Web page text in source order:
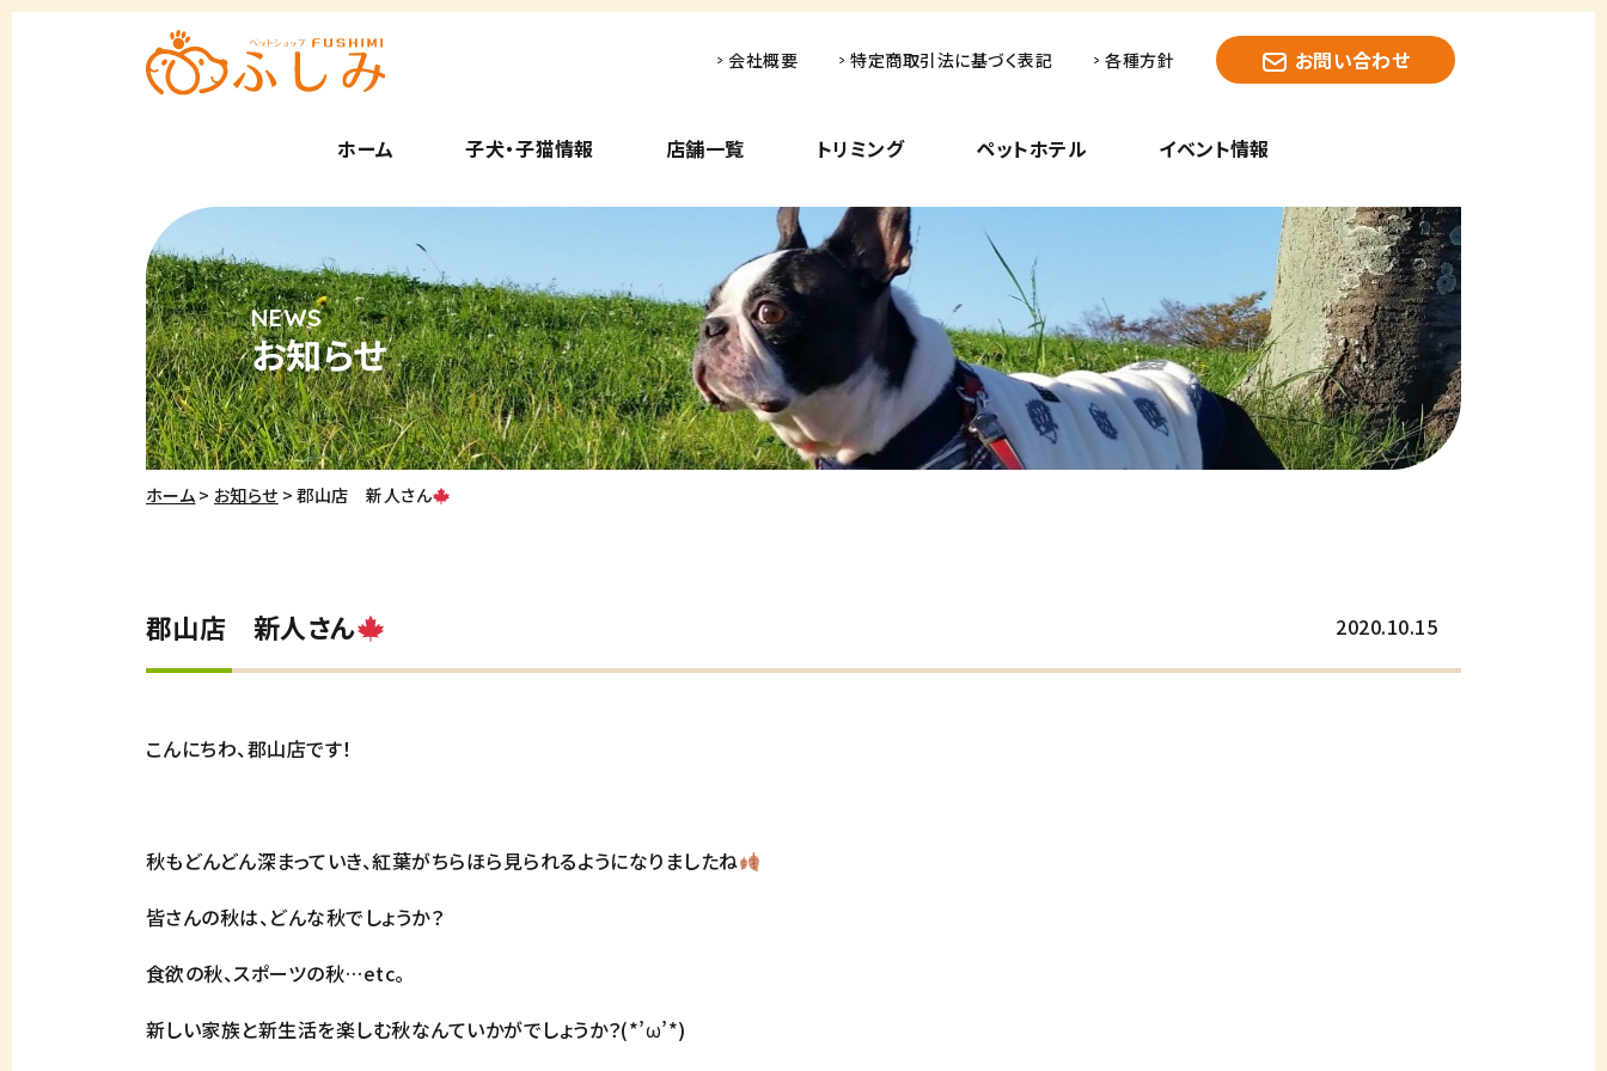
ホーム 子犬・子猫情報 店舗一覧 トリミング ペットホテル イベント情報
会社概要 特定商取引法に基づく表記 各種方針 お問い合わせ
お知らせ
ホーム お知らせ 郡山店 新人さん
2020.10.15
郡山店 新人さん
こんにちわ、郡山店です！
秋もどんどん深まっていき、紅葉がちらほら見られるようになりましたね
皆さんの秋は、どんな秋でしょうか？
食欲の秋、スポーツの秋…etc。
新しい家族と新生活を楽しむ秋なんていかがでしょうか？(*’ω’*)